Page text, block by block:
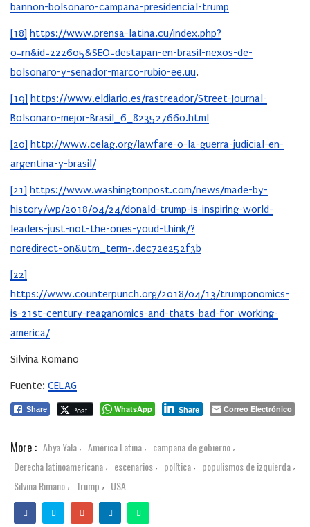
bannon-bolsonaro-campana-presidencial-trump
[18] https://www.prensa-latina.cu/index.php?
o=rn&id=222605&SEO=destapan-en-brasil-nexos-de-
bolsonaro-y-senador-marco-rubio-ee.uu.
[19] https://www.eldiario.es/rastreador/Street-Journal-
Bolsonaro-mejor-Brasil_6_823527660.html
[20] http://www.celag.org/lawfare-o-la-guerra-judicial-en-
argentina-y-brasil/
[21] https://www.washingtonpost.com/news/made-by-
history/wp/2018/04/24/donald-trump-is-inspiring-world-
leaders-just-not-the-ones-youd-think/?
noredirect=on&utm_term=.dec72e252f3b
[22]
https://www.counterpunch.org/2018/04/13/trumponomics-
is-21st-century-reaganomics-and-thats-bad-for-working-
america/
Silvina Romano
Fuente: CELAG
Share Post WhatsApp Share Correo Electrónico
More : Abya Yala , América Latina , campaña de gobierno ,
Derecha latinoamericana , escenarios , política , populismos de izquierda ,
Silvina Rimano , Trump , USA